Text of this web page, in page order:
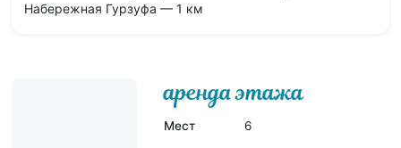
Набережная Гурзуфа — 1 км
аренда этажа
Мест 6